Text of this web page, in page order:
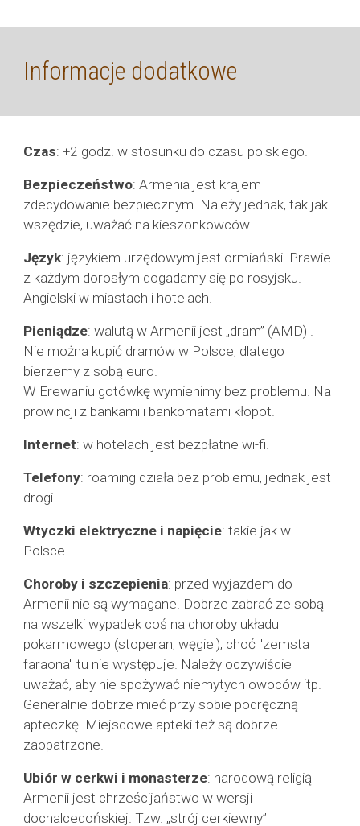
Informacje dodatkowe
Czas: +2 godz. w stosunku do czasu polskiego.
Bezpieczeństwo: Armenia jest krajem
zdecydowanie bezpiecznym. Należy jednak, tak jak
wszędzie, uważać na kieszonkowców.
Język: językiem urzędowym jest ormiański. Prawie
z każdym dorosłym dogadamy się po rosyjsku.
Angielski w miastach i hotelach.
Pieniądze: walutą w Armenii jest „dram” (AMD) .
Nie można kupić dramów w Polsce, dlatego
bierzemy z sobą euro.
W Erewaniu gotówkę wymienimy bez problemu. Na
prowincji z bankami i bankomatami kłopot.
Internet: w hotelach jest bezpłatne wi-fi.
Telefony: roaming działa bez problemu, jednak jest
drogi.
Wtyczki elektryczne i napięcie: takie jak w
Polsce.
Choroby i szczepienia: przed wyjazdem do
Armenii nie są wymagane. Dobrze zabrać ze sobą
na wszelki wypadek coś na choroby układu
pokarmowego (stoperan, węgiel), choć "zemsta
faraona" tu nie występuje. Należy oczywiście
uważać, aby nie spożywać niemytych owoców itp.
Generalnie dobrze mieć przy sobie podręczną
apteczkę. Miejscowe apteki też są dobrze
zaopatrzone.
Ubiór w cerkwi i monasterze: narodową religią
Armenii jest chrześcijaństwo w wersji
dochalcedońskiej. Tzw. „strój cerkiewny”